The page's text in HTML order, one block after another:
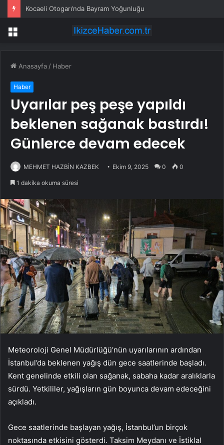
Kocaeli Otogarı’nda Bayram Yoğunluğu
Menü
Anasayfa / Haber
Haber
Uyarılar peş peşe yapıldı
beklenen sağanak bastırdı!
Günlerce devam edecek
MEHMET HAZBİN KAZBEK Ekim 9, 2025 0 0
1 dakika okuma süresi
Meteoroloji Genel Müdürlüğü’nün uyarılarının ardından
İstanbul’da beklenen yağış dün gece saatlerinde başladı.
Kent genelinde etkili olan sağanak, sabaha kadar aralıklarla
sürdü. Yetkililer, yağışların gün boyunca devam edeceğini
açıkladı.
Gece saatlerinde başlayan yağış, İstanbul’un birçok
noktasında etkisini gösterdi. Taksim Meydanı ve İstiklal